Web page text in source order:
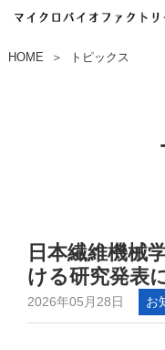
HOME ＞ トピックス
日本繊維機械
ける研究発表
2026年05月28日 お